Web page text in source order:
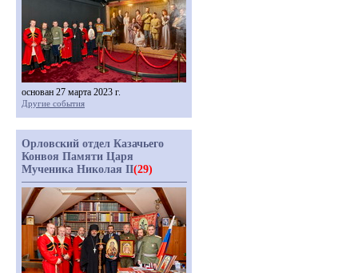
основан 27 марта 2023 г.
Другие события
Орловский отдел Казачьего
Конвоя Памяти Царя
Мученика Николая II(29)